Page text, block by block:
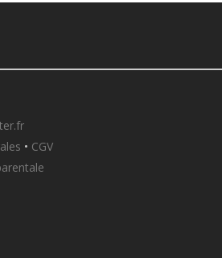
• CGV